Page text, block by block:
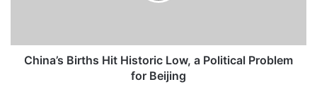
for
Beijing
China’s Births Hit Historic Low, a Political Problem
for Beijing